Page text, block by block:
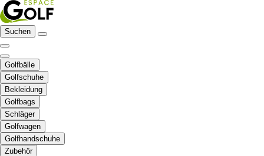
Suchen
Golfbälle
Golfschuhe
Bekleidung
Golfbags
Schläger
Golfwagen
Golfhandschuhe
Zubehör